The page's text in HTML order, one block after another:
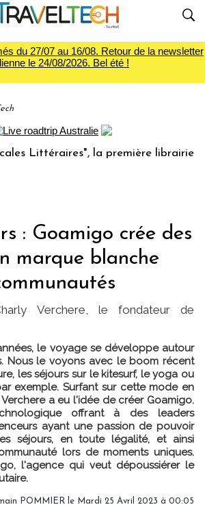
du 27/07 au 16/08. Retour de la newsletter
le 24/08/2026. Bel été !
la première librairie du voyage
: Goamigo crée des
marque blanche
Verchere, le fondateur de
le voyage se développe autour
Nous le voyons avec le boom récent
les séjours sur le kitesurf, le yoga ou
exemple. Surfant sur cette mode en
a eu l'idée de créer Goamigo.
offrant à des leaders
ayant une passion de pouvoir
séjours, en toute légalité, et ainsi
lors de moments uniques.
l'agence qui veut dépoussiérer le
POMMIER le Mardi 25 Avril 2023 à 00:05